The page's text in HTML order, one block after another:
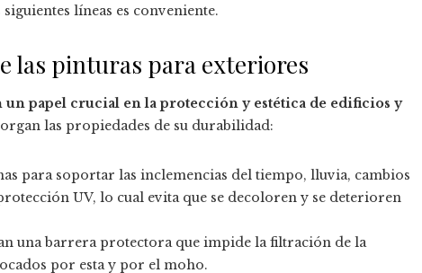
líneas es conveniente.
las pinturas para exteriores
papel crucial en la protección y estética de edificios y
las propiedades de su durabilidad:
para soportar las inclemencias del tiempo, lluvia, cambios
UV, lo cual evita que se decoloren y se deterioren
una barrera protectora que impide la filtración de la
por esta y por el moho.